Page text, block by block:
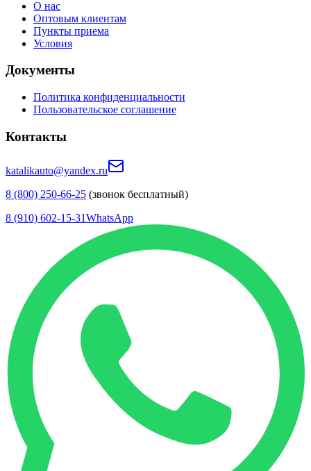
О нас
Оптовым клиентам
Пункты приема
Условия
Документы
Политика конфиденциальности
Пользовательское соглашение
Контакты
katalikauto@yandex.ru
8 (800) 250-66-25 (звонок бесплатный)
8 (910) 602-15-31WhatsApp